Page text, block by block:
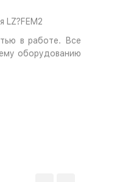
LZ?FEM2
в работе. Все
оборудованию